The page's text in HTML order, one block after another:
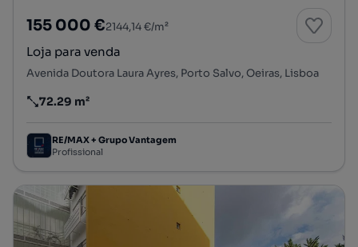
155 000 €2144,14 €/m²
Loja para venda
Avenida Doutora Laura Ayres, Porto Salvo, Oeiras, Lisboa
Preço por metro quadrado
72.29 m²
RE/MAX + Grupo Vantagem
Profissional